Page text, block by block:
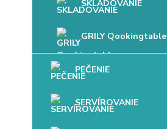
SKLADOVANIE
GRILY Qookingtable
PEČENIE
SERVÍROVANIE